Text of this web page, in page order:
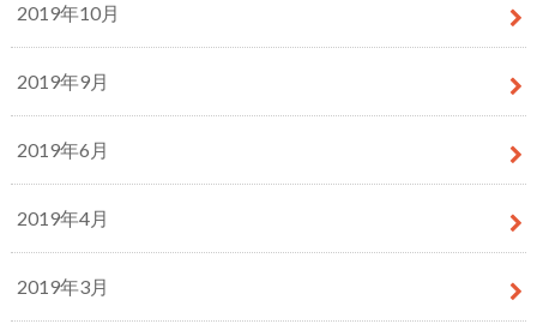
2019年10月
2019年9月
2019年6月
2019年4月
2019年3月